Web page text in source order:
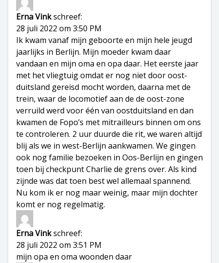
Erna Vinkschreef:
28 juli 2022 om 3:50 PM
Ik kwam vanaf mijn geboorte en mijn hele jeugd
jaarlijks in Berlijn. Mijn moeder kwam daar
vandaan en mijn oma en opa daar. Het eerste jaar
met het vliegtuig omdat er nog niet door oost-
duitsland gereisd mocht worden, daarna met de
trein, waar de locomotief aan de de oost-zone
verruild werd voor één van oostduitsland en dan
kwamen de Fopo’s met mitrailleurs binnen om ons
te controleren. 2 uur duurde die rit, we waren altijd
blij als we in west-Berlijn aankwamen. We gingen
ook nog familie bezoeken in Oos-Berlijn en gingen
toen bij checkpunt Charlie de grens over. Als kind
zijnde was dat toen best wel allemaal spannend.
Nu kom ik er nog maar weinig, maar mijn dochter
komt er nog regelmatig.
Erna Vinkschreef:
28 juli 2022 om 3:51 PM
mijn opa en oma woonden daar